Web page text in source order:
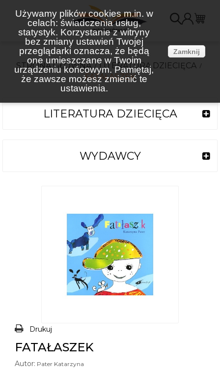
Używamy plików cookies m.in. w
celach: świadczenia usług,
statystyk. Korzystanie z witryny
bez zmiany ustawień Twojej
przeglądarki oznacza, że będą
one umieszczane w Twoim
urządzeniu końcowym. Pamiętaj,
że zawsze możesz zmienić te
ustawienia.
Zamknij
STRONA GŁÓWNA
LITERATURA DZIECIĘCA
FATAŁASZEK
LITERATURA DZIECIĘCA
WYDAWCY
Drukuj
FATAŁASZEK
Autor: Pater Katarzyna